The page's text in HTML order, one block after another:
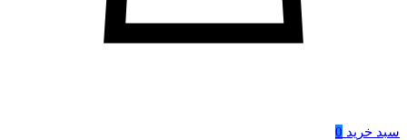
سبد خرید 0